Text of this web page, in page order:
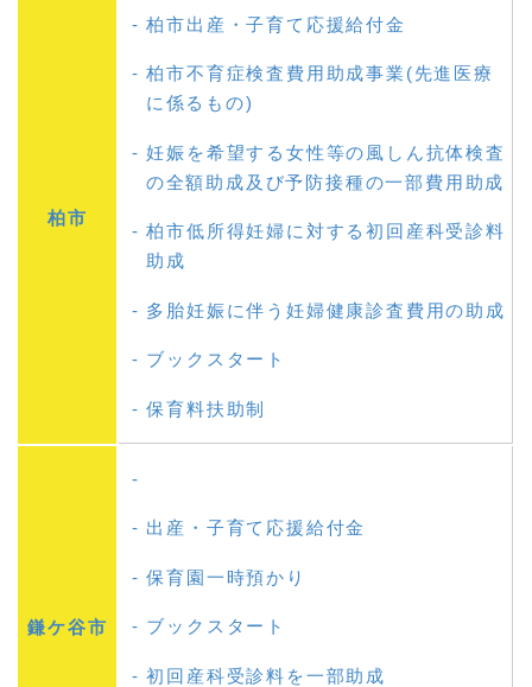
柏市
柏市出産・子育て応援給付金
柏市不育症検査費用助成事業(先進医療
に係るもの)
妊娠を希望する女性等の風しん抗体検査
の全額助成及び予防接種の一部費用助成
柏市低所得妊婦に対する初回産科受診料
助成
多胎妊娠に伴う妊婦健康診査費用の助成
ブックスタート
保育料扶助制
鎌ケ谷市
出産・子育て応援給付金
保育園一時預かり
ブックスタート
初回産科受診料を一部助成